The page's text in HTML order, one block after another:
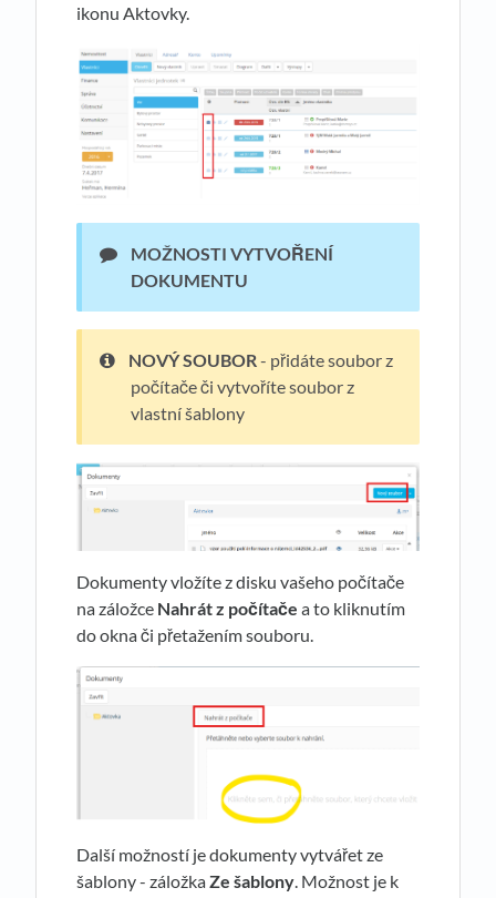
ikonu Aktovky.
MOŽNOSTI VYTVOŘENÍ
DOKUMENTU
NOVÝ SOUBOR- přidáte soubor z
počítače či vytvoříte soubor z
vlastní šablony
Dokumenty vložíte z disku vašeho počítače
na záložce Nahrát z počítače a to kliknutím
do okna či přetažením souboru.
Další možností je dokumenty vytvářet ze
šablony - záložkaZe šablony. Možnost je k